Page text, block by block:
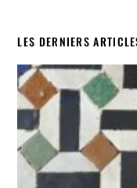
LES DERNIERS